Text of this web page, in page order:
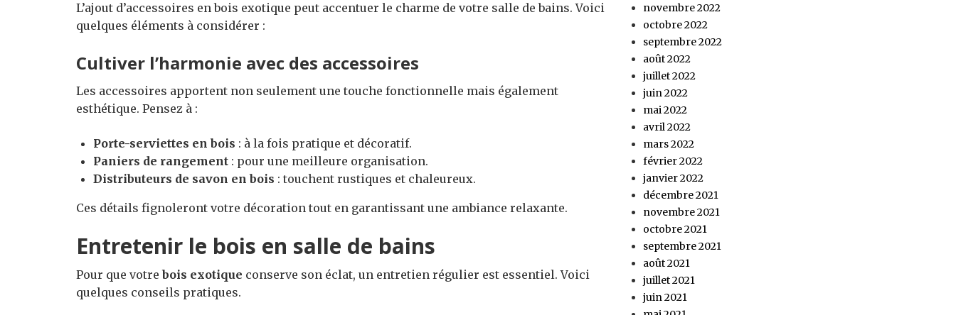
L’ajout d’accessoires en bois exotique peut accentuer le charme de votre salle de bains. Voici
quelques éléments à considérer :
Cultiver l’harmonie avec des accessoires
Les accessoires apportent non seulement une touche fonctionnelle mais également
esthétique. Pensez à :
Porte-serviettes en bois : à la fois pratique et décoratif.
Paniers de rangement : pour une meilleure organisation.
Distributeurs de savon en bois : touchent rustiques et chaleureux.
Ces détails fignoleront votre décoration tout en garantissant une ambiance relaxante.
Entretenir le bois en salle de bains
Pour que votrebois exotique conserve son éclat, un entretien régulier est essentiel. Voici
quelques conseils pratiques.
novembre 2022
octobre 2022
septembre 2022
août 2022
juillet 2022
juin 2022
mai 2022
avril 2022
mars 2022
février 2022
janvier 2022
décembre 2021
novembre 2021
octobre 2021
septembre 2021
août 2021
juillet 2021
juin 2021